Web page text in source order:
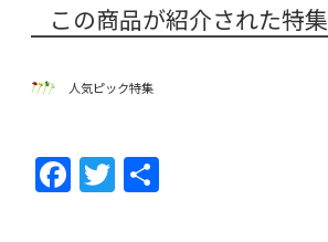
この商品が紹介された特集
人気ピック特集
F
ac
T
w